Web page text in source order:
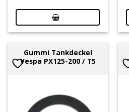
Gummi Tankdeckel
Vespa PX125-200 / T5